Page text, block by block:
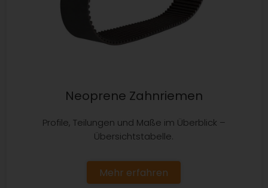
Neoprene Zahnriemen
Profile, Teilungen und Maße im Überblick –
Übersichtstabelle.
Mehr erfahren